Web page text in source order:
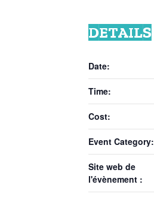
DETAILS
Date:
Time:
Cost:
Event Category:
Site web de
l'évènement :